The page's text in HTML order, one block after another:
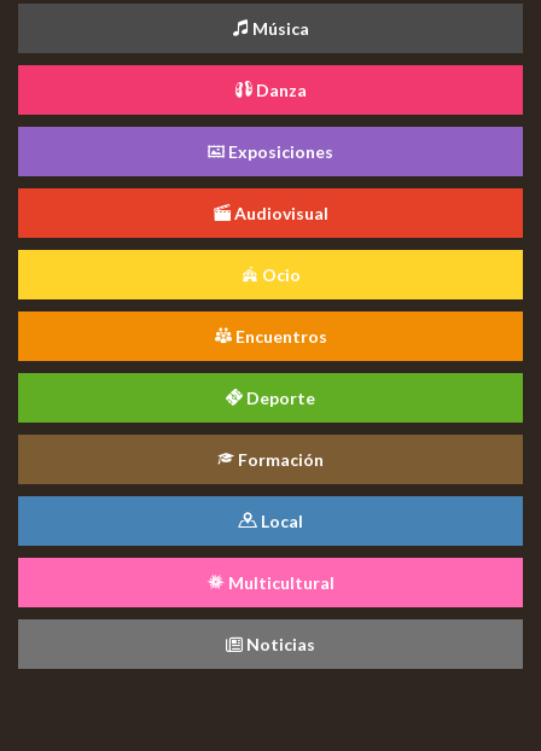
Música
Danza
Exposiciones
Audiovisual
Ocio
Encuentros
Deporte
Formación
Local
Multicultural
Noticias